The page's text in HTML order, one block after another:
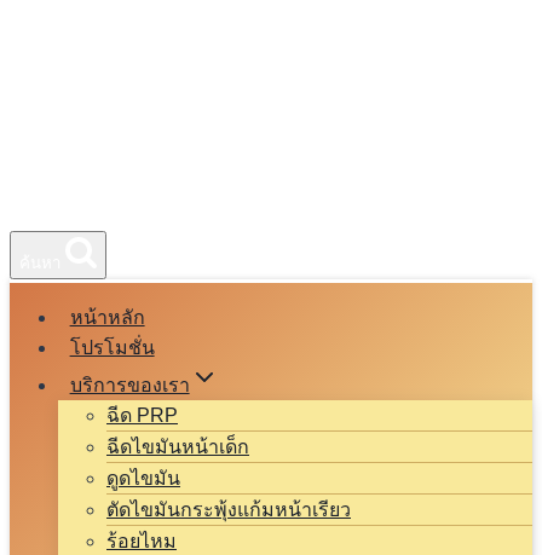
หน้าหลัก
โปรโมชั่น
บริการของเรา
ฉีด PRP
ฉีดไขมันหน้าเด็ก
ดูดไขมัน
ตัดไขมันกระพุ้งแก้มหน้าเรียว
ร้อยไหม